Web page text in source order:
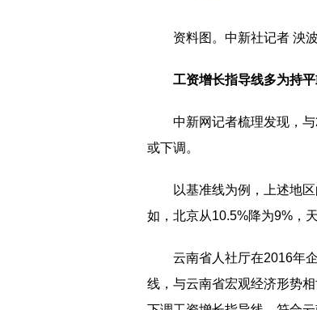
资料图。中新社记者 泱
工资增长指导线多为持
中新网记者梳理发现，
或下调。
以基准线为例，上述地
如，北京从10.5%降为9%，
云南省人社厅在2016年
线，与云南省宏观经济形势